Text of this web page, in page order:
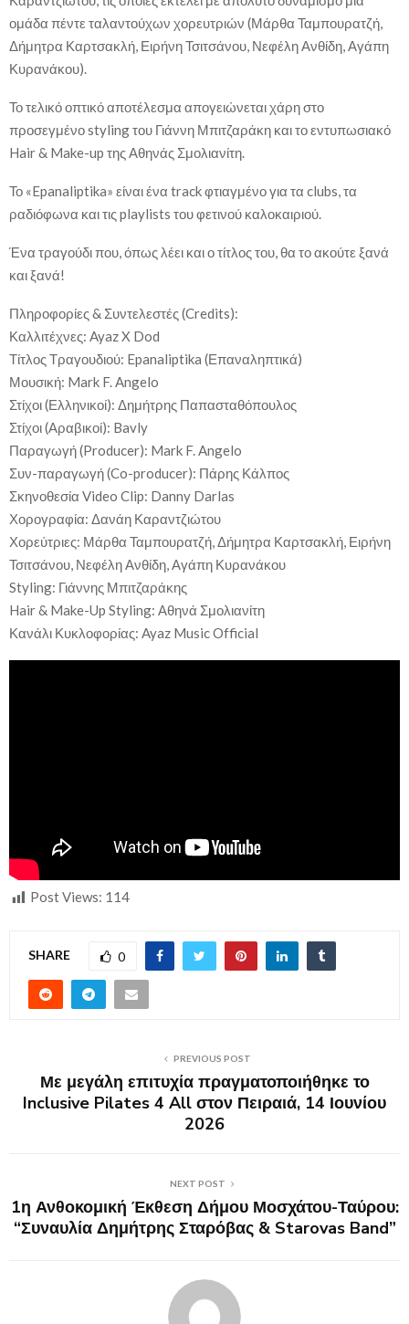
ομάδα πέντε ταλαντούχων χορευτριών (Μάρθα Ταμπουρατζή,
Δήμητρα Καρτσακλή, Ειρήνη Τσιτσάνου, Νεφέλη Ανθίδη, Αγάπη
Κυρανάκου).
Το τελικό οπτικό αποτέλεσμα απογειώνεται χάρη στο
προσεγμένο styling του Γιάννη Μπιτζαράκη και το εντυπωσιακό
Hair & Make-up της Αθηνάς Σμολιανίτη.
Το «Epanaliptika» είναι ένα track φτιαγμένο για τα clubs, τα
ραδιόφωνα και τις playlists του φετινού καλοκαιριού.
Ένα τραγούδι που, όπως λέει και ο τίτλος του, θα το ακούτε ξανά
και ξανά!
Πληροφορίες & Συντελεστές (Credits):
Καλλιτέχνες: Ayaz X Dod
Τίτλος Τραγουδιού: Epanaliptika (Επαναληπτικά)
Μουσική: Mark F. Angelo
Στίχοι (Ελληνικοί): Δημήτρης Παπασταθόπουλος
Στίχοι (Αραβικοί): Bavly
Παραγωγή (Producer): Mark F. Angelo
Συν-παραγωγή (Co-producer): Πάρης Κάλπος
Σκηνοθεσία Video Clip: Danny Darlas
Χορογραφία: Δανάη Καραντζιώτου
Χορεύτριες: Μάρθα Ταμπουρατζή, Δήμητρα Καρτσακλή, Ειρήνη
Τσιτσάνου, Νεφέλη Ανθίδη, Αγάπη Κυρανάκου
Styling: Γιάννης Μπιτζαράκης
Hair & Make-Up Styling: Αθηνά Σμολιανίτη
Κανάλι Κυκλοφορίας: Ayaz Music Official
Post Views: 114
SHARE 0
PREVIOUS POST
Με μεγάλη επιτυχία πραγματοποιήθηκε το
Inclusive Pilates 4 All στον Πειραιά, 14 Ιουνίου
2026
NEXT POST
1η Ανθοκομική Έκθεση Δήμου Μοσχάτου-Ταύρου:
“Συναυλία Δημήτρης Σταρόβας & Starovas Band”